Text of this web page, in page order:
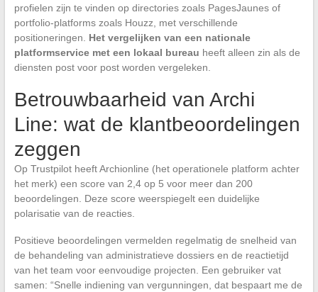
profielen zijn te vinden op directories zoals PagesJaunes of
portfolio-platforms zoals Houzz, met verschillende
positioneringen. Het vergelijken van een nationale
platformservice met een lokaal bureau heeft alleen zin als de
diensten post voor post worden vergeleken.
Betrouwbaarheid van Archi
Line: wat de klantbeoordelingen
zeggen
Op Trustpilot heeft Archionline (het operationele platform achter
het merk) een score van 2,4 op 5 voor meer dan 200
beoordelingen. Deze score weerspiegelt een duidelijke
polarisatie van de reacties.
Positieve beoordelingen vermelden regelmatig de snelheid van
de behandeling van administratieve dossiers en de reactietijd
van het team voor eenvoudige projecten. Een gebruiker vat
samen: “Snelle indiening van vergunningen, dat bespaart me de